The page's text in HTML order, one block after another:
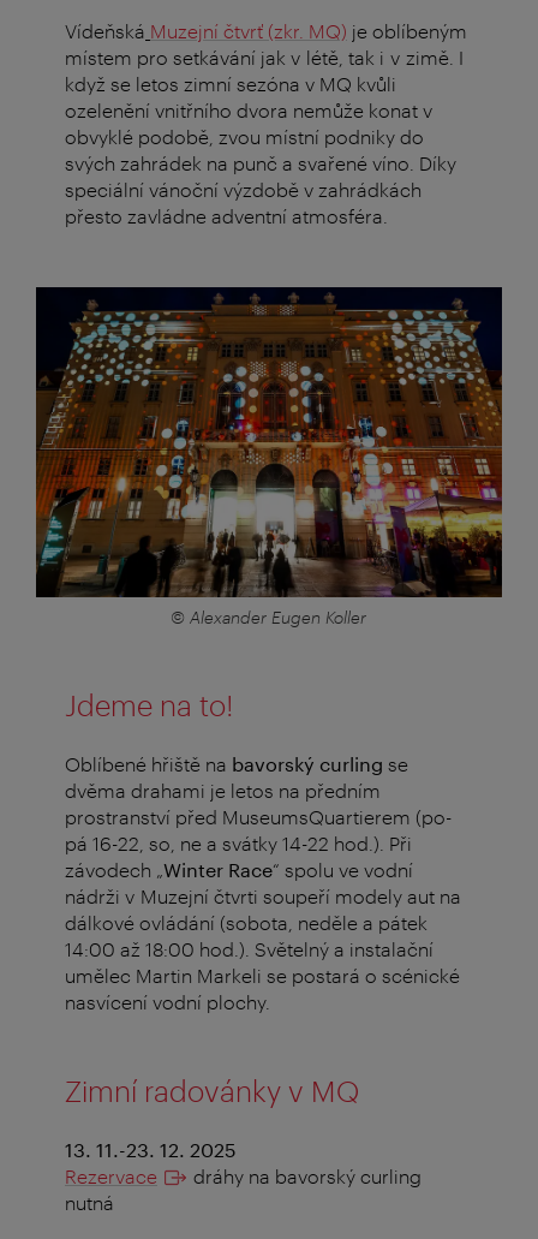
Vídeňská Muzejní čtvrť (zkr. MQ) je oblíbeným
místem pro setkávání jak v létě, tak i v zimě. I
když se letos zimní sezóna v MQ kvůli
ozelenění vnitřního dvora nemůže konat v
obvyklé podobě, zvou místní podniky do
svých zahrádek na punč a svařené víno. Díky
speciální vánoční výzdobě v zahrádkách
přesto zavládne adventní atmosféra.
© Alexander Eugen Koller
Jdeme na to!
Oblíbené hřiště na bavorský curling se
dvěma drahami je letos na předním
prostranství před MuseumsQuartierem (po-
pá 16-22, so, ne a svátky 14-22 hod.). Při
závodech „Winter Race“ spolu ve vodní
nádrži v Muzejní čtvrti soupeří modely aut na
dálkové ovládání (sobota, neděle a pátek
14:00 až 18:00 hod.). Světelný a instalační
umělec Martin Markeli se postará o scénické
nasvícení vodní plochy.
Zimní radovánky v MQ
13. 11.-23. 12. 2025
Rezervace
dráhy na bavorský curling
nutná